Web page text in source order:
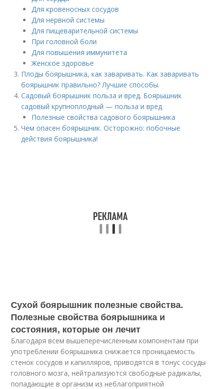
Для кровеносных сосудов
Для нервной системы
Для пищеварительной системы
При головной боли
Для повышения иммунитета
Женское здоровье
Плоды боярышника, как заваривать. Как заваривать
боярышник правильно? Лучшие способы.
Садовый боярышник польза и вред. Боярышник
садовый крупноплодный — польза и вред
Полезные свойства садового боярышника
Чем опасен боярышник. Осторожно: побочные
действия боярышника!
Сухой боярышник полезные свойства.
Полезные свойства боярышника и
состояния, которые он лечит
Благодаря всем вышеперечисленным компонентам при
употреблении боярышника снижается проницаемость
стенок сосудов и капилляров, приводятся в тонус сосуды
головного мозга, нейтрализуются свободные радикалы,
попадающие в организм из неблагоприятной